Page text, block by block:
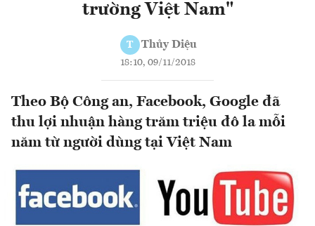
trường Việt Nam"
T Thủy Diệu
18:10, 09/11/2018
Theo Bộ Công an, Facebook, Google đã
thu lợi nhuận hàng trăm triệu đô la mỗi
năm từ người dùng tại Việt Nam